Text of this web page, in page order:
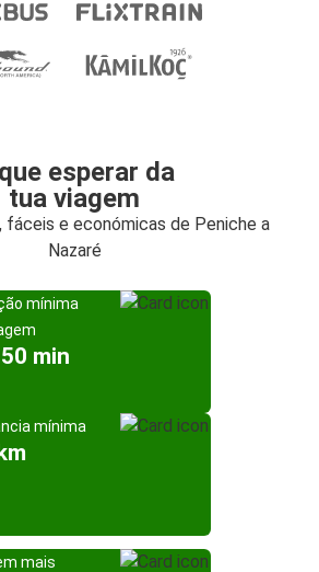
esperar da
tua viagem
fáceis e económicas de Peniche a
Nazaré
mínima
min
mínima
mais